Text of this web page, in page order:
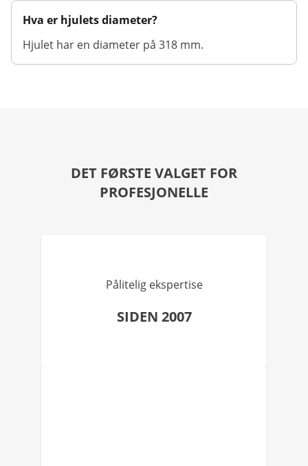
Hva er hjulets diameter?
Hjulet har en diameter på 318 mm.
DET FØRSTE VALGET FOR
PROFESJONELLE
Pålitelig ekspertise
SIDEN 2007